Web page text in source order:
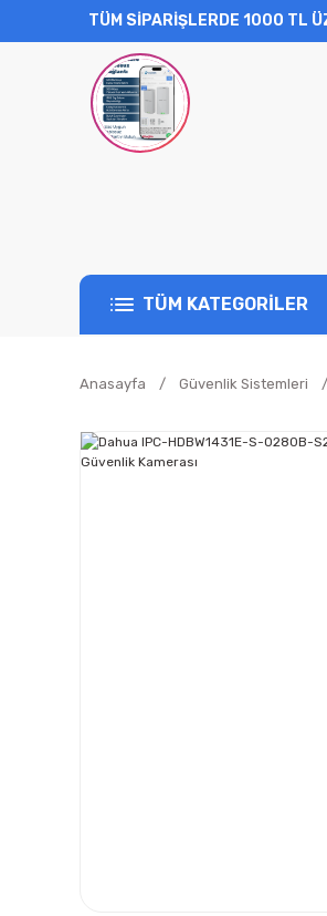
TÜM SİPARİŞLERDE 1000 TL
TÜM KATEGORİLER
Anasayfa Güvenlik Sistemleri